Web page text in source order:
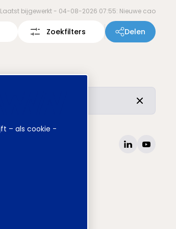
– als cookie -
Laatst bijgewerkt - 04-08-2026 07:55: Nieuwe cao
Zoekfilters Delen
inhoud is ongewijzigd.